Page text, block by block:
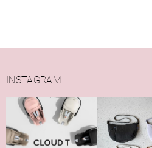
INSTAGRAM